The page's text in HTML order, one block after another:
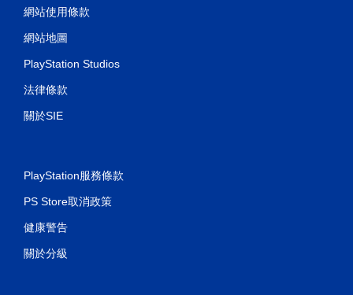
網站使用條款
網站地圖
PlayStation Studios
法律條款
關於SIE
PlayStation服務條款
PS Store取消政策
健康警告
關於分級